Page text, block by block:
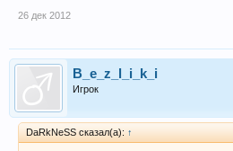
26 дек 2012
B_e_z_l_i_k_i
Игрок
DaRkNeSS сказал(а): ↑